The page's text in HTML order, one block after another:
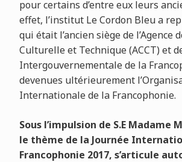
pour certains d’entre eux leurs
effet, l’institut Le Cordon Bleu a
qui était l’ancien siège de l’Agence
Culturelle et Technique (ACCT) et
Intergouvernementale de la
devenues ultérieurement
Internationale de la Francophonie.
Sous l’impulsion de S.E Madame
le thème de la Journée
Francophonie 2017, s’articule